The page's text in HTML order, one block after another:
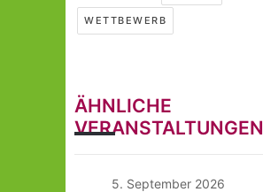
WETTBEWERB
ÄHNLICHE
VERANSTALTUNGEN
5. September 2026